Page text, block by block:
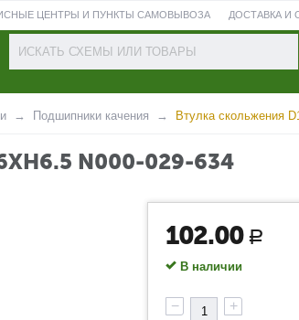
ЦЕНТРЫ И ПУНКТЫ САМОВЫВОЗА ДОСТАВКА И
ПРОВЕРИТЬ СОСТОЯНИЕ РЕМОНТА
Подшипники качения Втулка скольжения
N000-029-634
102.00 Р
В наличии
+
−